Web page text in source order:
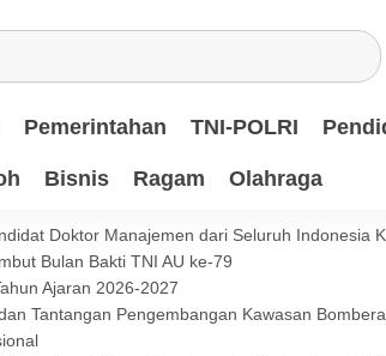
Pemerintahan TNI-POLRI
Bisnis Ragam Olahraga
Doktor Manajemen dari Seluruh Indonesia
Bulan Bakti TNI AU ke-79
Ajaran 2026-2027
Tantangan Pengembangan Kawasan